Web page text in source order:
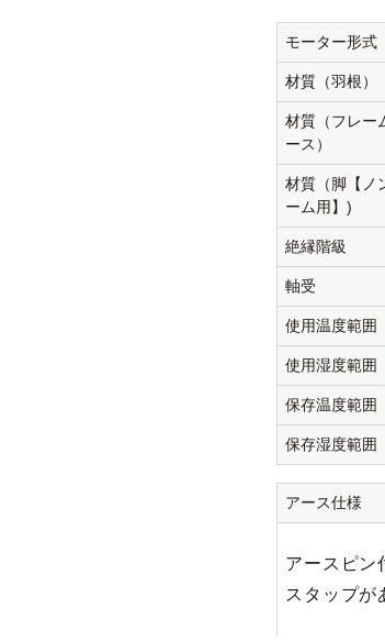
モーター形式
材質（羽根）
材質（フレー
ース）
材質（脚【ノ
ーム用】)
絶縁階級
軸受
使用温度範囲
使用湿度範囲
保存温度範囲
保存湿度範囲
アース仕様
アースピン
スタップが